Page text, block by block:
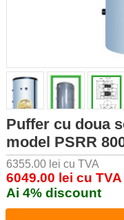
Puffer cu doua
model PSRR
6355.00 lei cu TVA
6049.00 lei cu TVA
Ai 4% discount